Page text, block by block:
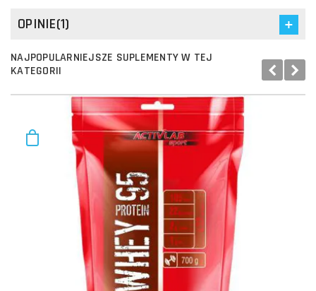
OPINIE(1)
NAJPOPULARNIEJSZE SUPLEMENTY W TEJ
KATEGORII